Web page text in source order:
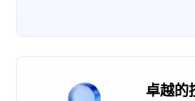
卓越的